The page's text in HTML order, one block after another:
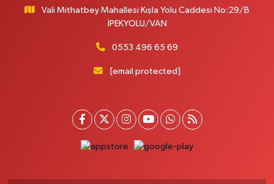
Engin Eczanesi
Beyazıt Mahallesi, Zeylan Caddesi No:46 A Erciş Van
Yol Tarifi Al
Muhammed Eczanesi
0 (432) 712 22 87 Yol Tarifi Al
Otogar Eczanesi
Vali Mithatbey Mahallesi Kışla Yolu Caddesi No:29/B
İPEKYOLU/VAN
0553 496 65 69
[email protected]